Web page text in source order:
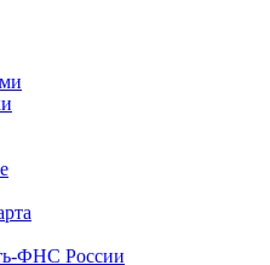
ФНС России